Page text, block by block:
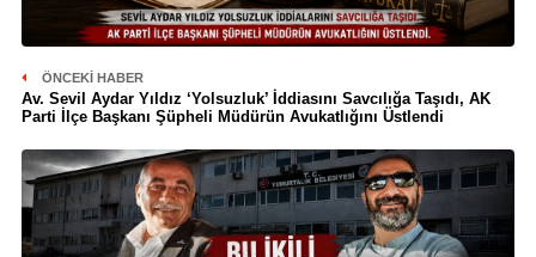
ÖNCEKI HABER
Av. Sevil Aydar Yıldız ‘Yolsuzluk’ İddiasını Savcılığa Taşıdı, AK
Parti İlçe Başkanı Şüpheli Müdürün Avukatlığını Üstlendi